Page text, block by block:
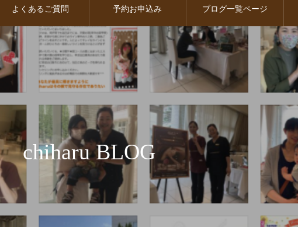
よくあるご質問 予約お申込み ブログ一覧ページ
chiharu BLOG